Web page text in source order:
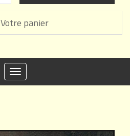
Votre panier
Toggle
navigation